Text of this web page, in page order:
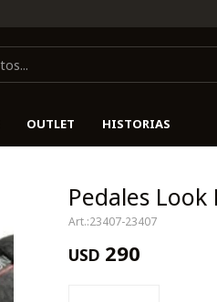
OUTLET HISTORIAS
Pedales
23407-23407
USD 290